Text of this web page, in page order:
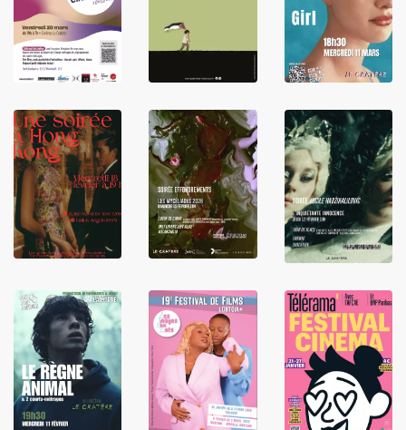
LIRE
LIRE
LIRE
LIRE
LIRE
LIRE
LIRE
LIRE